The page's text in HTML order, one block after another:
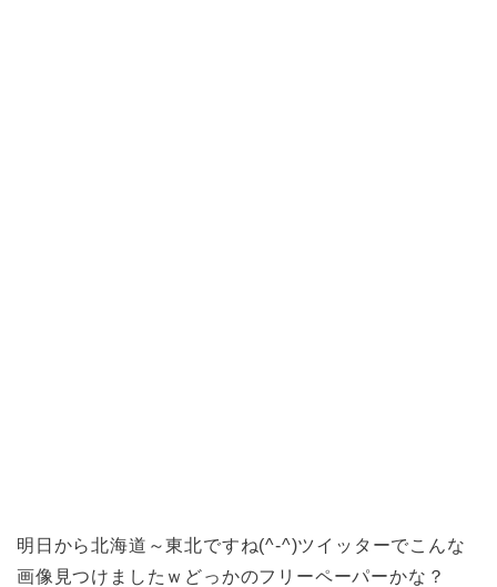
明日から北海道～東北ですね(^-^)ツイッターでこんな
画像見つけましたｗどっかのフリーペーパーかな？